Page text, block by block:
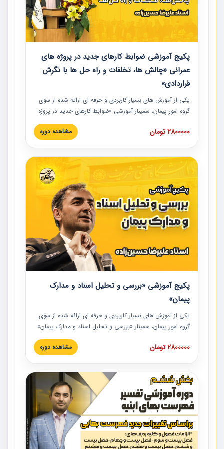
پکیج آموزشی ضوابط کارهای جدید در پروژه های
عمرانی «چالش ها، تخلفات و راه حل ها با نگرش
قراردادی»
یکی از آموزش‏‏‏‏‏‏ های بسیار کاربردی و حرفه‏ ای ارائه شده از سوی
گروه امور پیمان، سمینار آموزشی «ضوابط کارهای جدید در پروژه
های عمرانی» چالش ها، تخلفات و راه حل ها با نگرش قراردادی
است که در محل سندیکای شرکت های ساختمانی کشور ارائه شد.
مدارک پیمان به همراه تجربیات عملی ارائه شده است.
2800000 تومان مشاهده دوره
پکیج آموزشی «بررسی و تحلیل اسناد و مدارک
پیمان»
یکی از آموزش‏‏‏‏‏‏ های بسیار کاربردی و حرفه‏ ای ارائه شده از سوی
گروه امور پیمان، سمینار «بررسی و تحلیل اسناد و مدارک پیمان»
است که در دانشگاه صنعتی شریف ارائه شد. در این آموزش
نکات کلیدی مربوط به اسناد و مدارک پیمان، اولویت بندی اسناد
پیمان به همراه تجربیات عملی در این خصوص ارائه شده است.
2800000 تومان مشاهده دوره